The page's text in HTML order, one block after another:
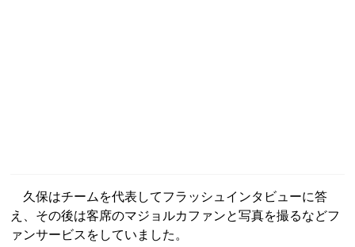
久保はチームを代表してフラッシュインタビューに答
え、その後は客席のマジョルカファンと写真を撮るなどフ
ァンサービスをしていました。